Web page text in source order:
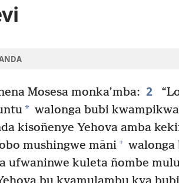
Mosesa monka’mba: 2
* walonga bubi
kisoñenye Yehova amba
mushingwe māni + walonga
ufwaninwe kuleta ñombe